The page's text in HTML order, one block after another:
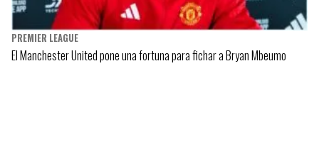
PREMIER LEAGUE
El Manchester United pone una fortuna para fichar a Bryan Mbeumo